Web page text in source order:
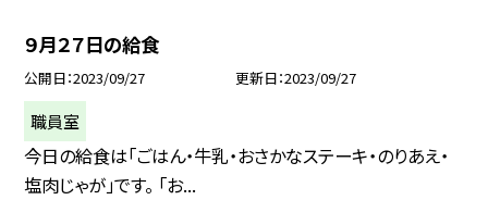
９月２７日の給食
公開日 2023/09/27 更新日 2023/09/27
職員室
今日の給食は「ごはん・牛乳・おさかなステーキ・のりあえ・
塩肉じゃが」です。 「お...